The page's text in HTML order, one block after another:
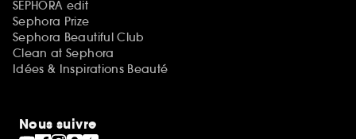
SEPHORA edit
Sephora Prize
Sephora Beautiful Club
Clean at Sephora
Idées & Inspirations Beauté
Nous suivre